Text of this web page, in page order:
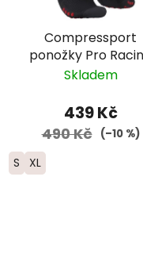
Compressport
ponožky Pro
Trail - černá/
Skladem
439 Kč
490 Kč (–10 %)
S XL